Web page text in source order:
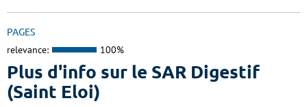
PAGES
relevance: 100%
Plus d'info sur le SAR Digestif
(Saint Eloi)